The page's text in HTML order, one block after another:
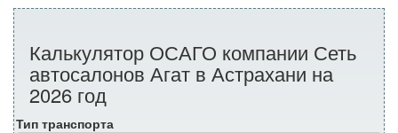
Калькулятор ОСАГО компании Сеть
автосалонов Агат в Астрахани на
2026 год
Тип транспорта